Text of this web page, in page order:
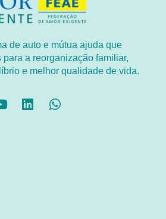
de auto e mútua ajuda que
a reorganização familiar,
e melhor qualidade de vida.